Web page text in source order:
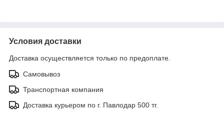
Условия доставки
Доставка осуществляется только по предоплате.
Самовывоз
Транспортная компания
Доставка курьером по г. Павлодар 500 тг.